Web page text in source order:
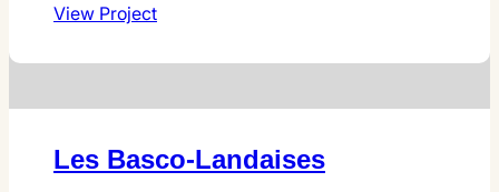
View Project
Les Basco-Landaises